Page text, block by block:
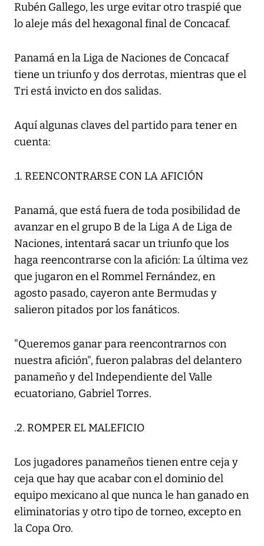
Rubén Gallego, les urge evitar otro traspié que
lo aleje más del hexagonal final de Concacaf.
Panamá en la Liga de Naciones de Concacaf
tiene un triunfo y dos derrotas, mientras que el
Tri está invicto en dos salidas.
Aquí algunas claves del partido para tener en
cuenta:
.1. REENCONTRARSE CON LA AFICIÓN
Panamá, que está fuera de toda posibilidad de
avanzar en el grupo B de la Liga A de Liga de
Naciones, intentará sacar un triunfo que los
haga reencontrarse con la afición: La última vez
que jugaron en el Rommel Fernández, en
agosto pasado, cayeron ante Bermudas y
salieron pitados por los fanáticos.
"Queremos ganar para reencontrarnos con
nuestra afición", fueron palabras del delantero
panameño y del Independiente del Valle
ecuatoriano, Gabriel Torres.
.2. ROMPER EL MALEFICIO
Los jugadores panameños tienen entre ceja y
ceja que hay que acabar con el dominio del
equipo mexicano al que nunca le han ganado en
eliminatorias y otro tipo de torneo, excepto en
la Copa Oro.